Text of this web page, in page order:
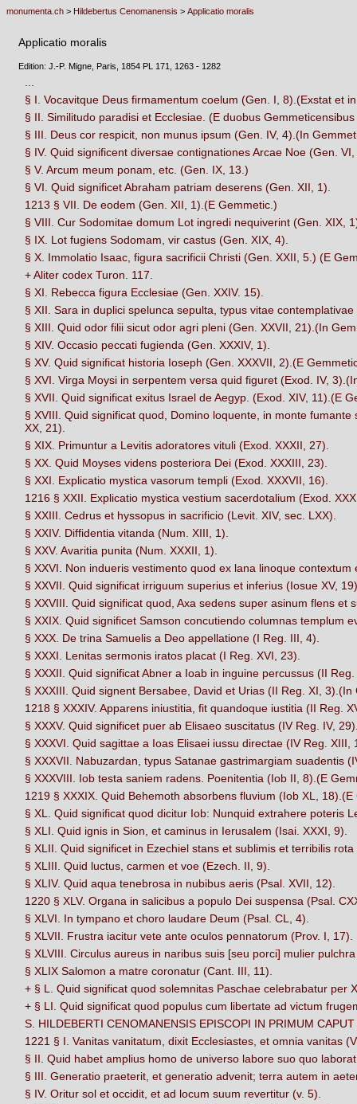
monumenta.ch > Hildebertus Cenomanensis > Applicatio moralis
Applicatio moralis
Edition: J.-P. Migne, Paris, 1854 PL 171, 1263 - 1282
§ I. Vocavitque Deus firmamentum coelum (Gen. I, 8).(Exstat et
§ II. Similitudo paradisi et Ecclesiae. (E duobus
§ III. Deus cor respicit, non munus ipsum (Gen. IV, 4).(In
§ IV. Quid significent diversae contignationes Arcae Noe (Gen.
§ V. Arcum meum ponam, etc. (Gen. IX, 13.)
§ VI. Quid significet Abraham patriam deserens (Gen. XII, 1).
1213 § VII. De eodem (Gen. XII, 1).(E Gemmetic.)
§ VIII. Cur Sodomitae domum Lot ingredi nequiverint (Gen. XIX,
§ IX. Lot fugiens Sodomam, vir castus (Gen. XIX, 4).
§ X. Immolatio Isaac, figura sacrificii Christi (Gen. XXII, 5.) (E
+ Aliter codex Turon. 117.
§ XI. Rebecca figura Ecclesiae (Gen. XXIV. 15).
§ XII. Sara in duplici spelunca sepulta, typus vitae
§ XIII. Quid odor filii sicut odor agri pleni (Gen. XXVII, 21).(In
§ XIV. Occasio peccati fugienda (Gen. XXXIV, 1).
§ XV. Quid significat historia Ioseph (Gen. XXXVII, 2).(E
§ XVI. Virga Moysi in serpentem versa quid figuret (Exod. IV,
§ XVII. Quid significat exitus Israel de Aegyp. (Exod. XIV, 11).(E
§ XVIII. Quid significat quod, Domino loquente, in monte
XX, 21).
§ XIX. Primuntur a Levitis adoratores vituli (Exod. XXXII, 27).
§ XX. Quid Moyses videns posteriora Dei (Exod. XXXIII, 23).
§ XXI. Explicatio mystica vasorum templi (Exod. XXXVII, 16).
1216 § XXII. Explicatio mystica vestium sacerdotalium (Exod.
§ XXIII. Cedrus et hyssopus in sacrificio (Levit. XIV, sec. LXX).
§ XXIV. Diffidentia vitanda (Num. XIII, 1).
§ XXV. Avaritia punita (Num. XXXII, 1).
§ XXVI. Non indueris vestimento quod ex lana linoque contextum
§ XXVII. Quid significat irriguum superius et inferius (Iosue XV,
§ XXVIII. Quid significat quod, Axa sedens super asinum flens
§ XXIX. Quid significet Samson concutiendo columnas templum
§ XXX. De trina Samuelis a Deo appellatione (I Reg. III, 4).
§ XXXI. Lenitas sermonis iratos placat (I Reg. XVI, 23).
§ XXXII. Quid significat Abner a Ioab in inguine percussus (II
§ XXXIII. Quid signent Bersabee, David et Urias (II Reg. XI, 3).(In
1218 § XXXIV. Apparens iniustitia, fit quandoque iustitia (II Reg.
§ XXXV. Quid significet puer ab Elisaeo suscitatus (IV Reg. IV,
§ XXXVI. Quid sagittae a Ioas Elisaei iussu directae (IV Reg.
§ XXXVII. Nabuzardan, typus Satanae gastrimargiam suadentis
§ XXXVIII. Iob testa saniem radens. Poenitentia (Iob II, 8).(E
1219 § XXXIX. Quid Behemoth absorbens fluvium (Iob XL, 18).(E
§ XL. Quid significat quod dicitur Iob: Nunquid extrahere poteris
§ XLI. Quid ignis in Sion, et caminus in Ierusalem (Isai. XXXI, 9).
§ XLII. Quid significet in Ezechiel stans et sublimis et terribilis
§ XLIII. Quid luctus, carmen et voe (Ezech. II, 9).
§ XLIV. Quid aqua tenebrosa in nubibus aeris (Psal. XVII, 12).
1220 § XLV. Organa in salicibus a populo Dei suspensa (Psal.
§ XLVI. In tympano et choro laudare Deum (Psal. CL, 4).
§ XLVII. Frustra iacitur vete ante oculos pennatorum (Prov. I, 17).
§ XLVIII. Circulus aureus in naribus suis [seu porci] mulier
§ XLIX Salomon a matre coronatur (Cant. III, 11).
+ § L. Quid significat quod solemnitas Paschae celebrabatur per
+ § LI. Quid significat quod populus cum libertate ad victum
S. HILDEBERTI CENOMANENSIS EPISCOPI IN PRIMUM
1221 § I. Vanitas vanitatum, dixit Ecclesiastes, et omnia vanitas
§ II. Quid habet amplius homo de universo labore suo quo
§ III. Generatio praeterit, et generatio advenit; terra autem in
§ IV. Oritur sol et occidit, et ad locum suum revertitur (v. 5).